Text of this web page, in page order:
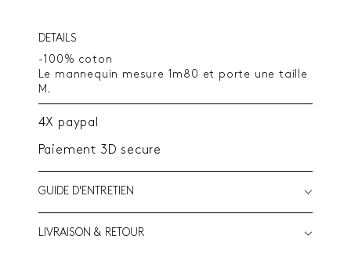
DETAILS
-100% coton
Le mannequin mesure 1m80 et porte une taille
M.
4X paypal
Paiement 3D secure
GUIDE D'ENTRETIEN
LIVRAISON & RETOUR